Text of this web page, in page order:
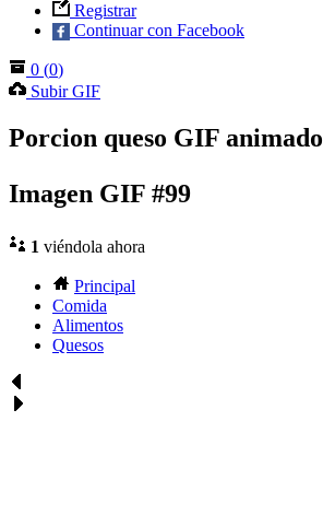
Registrar
Continuar con Facebook
0 (0)
Subir GIF
Porcion queso GIF animado
Imagen GIF #99
1 viéndola ahora
Principal
Comida
Alimentos
Quesos